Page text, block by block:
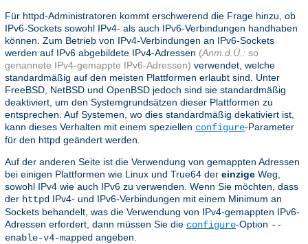
Für httpd-Administratoren kommt erschwerend die Frage hinzu, ob
IPv6-Sockets sowohl IPv4- als auch IPv6-Verbindungen handhaben
können. Zum Betrieb von IPv4-Verbindungen an IPv6-Sockets
werden auf IPv6 abgebildete IPv4-Adressen (Anm.d.Ü.: so
genannete IPv4-gemappte IPv6-Adressen) verwendet, welche
standardmäßig auf den meisten Plattformen erlaubt sind. Unter
FreeBSD, NetBSD und OpenBSD jedoch sind sie standardmäßig
deaktiviert, um den Systemgrundsätzen dieser Plattformen zu
entsprechen. Auf Systemen, wo dies standardmäßig dekativiert ist,
kann dieses Verhalten mit einem speziellen configure-Parameter
für den httpd geändert werden.
Auf der anderen Seite ist die Verwendung von gemappten Adressen
bei einigen Plattformen wie Linux und True64 der einzige Weg,
sowohl IPv4 wie auch IPv6 zu verwenden. Wenn Sie möchten, dass
der httpd IPv4- und IPv6-Verbindungen mit einem Minimum an
Sockets behandelt, was die Verwendung von IPv4-gemappten IPv6-
Adressen erfordert, dann müssen Sie die configure-Option --
enable-v4-mapped angeben.